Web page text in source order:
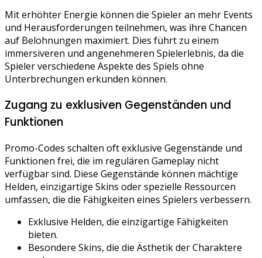
Mit erhöhter Energie können die Spieler an mehr Events
und Herausforderungen teilnehmen, was ihre Chancen
auf Belohnungen maximiert. Dies führt zu einem
immersiveren und angenehmeren Spielerlebnis, da die
Spieler verschiedene Aspekte des Spiels ohne
Unterbrechungen erkunden können.
Zugang zu exklusiven Gegenständen und
Funktionen
Promo-Codes schalten oft exklusive Gegenstände und
Funktionen frei, die im regulären Gameplay nicht
verfügbar sind. Diese Gegenstände können mächtige
Helden, einzigartige Skins oder spezielle Ressourcen
umfassen, die die Fähigkeiten eines Spielers verbessern.
Exklusive Helden, die einzigartige Fähigkeiten
bieten.
Besondere Skins, die die Ästhetik der Charaktere